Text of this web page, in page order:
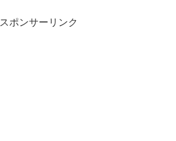
スポンサーリンク